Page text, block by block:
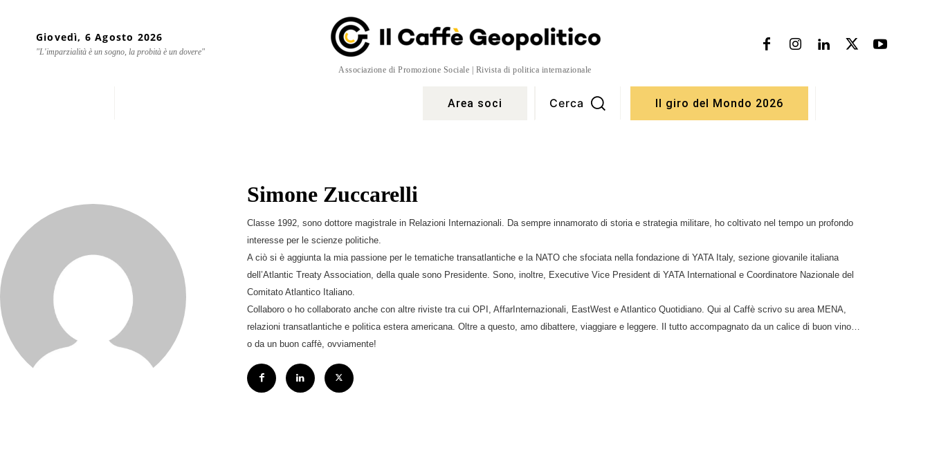
Giovedì, 6 Agosto 2026
"L'imparzialità è un sogno, la probità è un dovere"
Associazione di Promozione Sociale | Rivista di politica internazionale
Area soci Cerca Il giro del Mondo 2026
Simone Zuccarelli
Classe 1992, sono dottore magistrale in Relazioni Internazionali. Da sempre innamorato di storia e strategia militare, ho coltivato nel tempo un profondo
interesse per le scienze politiche.
A ciò si è aggiunta la mia passione per le tematiche transatlantiche e la NATO che sfociata nella fondazione di YATA Italy, sezione giovanile italiana
dell’Atlantic Treaty Association, della quale sono Presidente. Sono, inoltre, Executive Vice President di YATA International e Coordinatore Nazionale del
Comitato Atlantico Italiano.
Collaboro o ho collaborato anche con altre riviste tra cui OPI, AffarInternazionali, EastWest e Atlantico Quotidiano. Qui al Caffè scrivo su area MENA,
relazioni transatlantiche e politica estera americana. Oltre a questo, amo dibattere, viaggiare e leggere. Il tutto accompagnato da un calice di buon vino…
o da un buon caffè, ovviamente!